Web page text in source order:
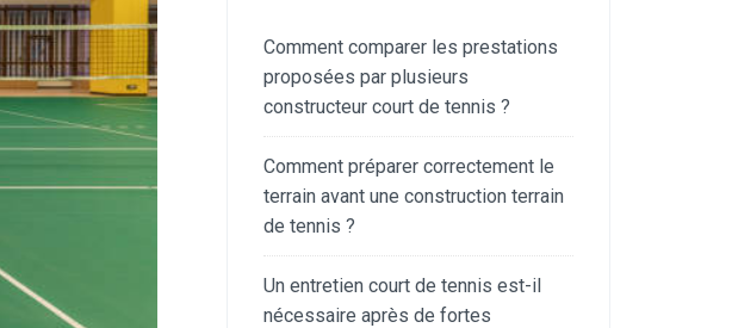
Comment comparer les prestations
proposées par plusieurs
constructeur court de tennis ?
Comment préparer correctement le
terrain avant une construction terrain
de tennis ?
Un entretien court de tennis est-il
nécessaire après de fortes